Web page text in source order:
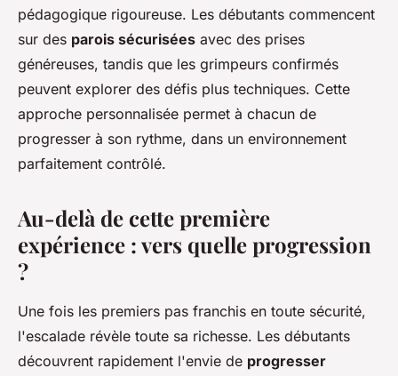
pédagogique rigoureuse. Les débutants commencent
sur des parois sécurisées avec des prises
généreuses, tandis que les grimpeurs confirmés
peuvent explorer des défis plus techniques. Cette
approche personnalisée permet à chacun de
progresser à son rythme, dans un environnement
parfaitement contrôlé.
Au-delà de cette première
expérience : vers quelle progression
?
Une fois les premiers pas franchis en toute sécurité,
l'escalade révèle toute sa richesse. Les débutants
découvrent rapidement l'envie de progresser